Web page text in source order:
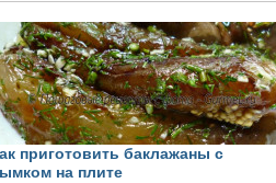
приготовить баклажаны с
на плите